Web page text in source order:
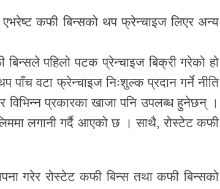
कफी बिन्सको थप फ्रेन्चाइज लिएर अन्य
पहिलो पटक प्रेन्चाइज बिक्री गरेको हो
पाँच वटा फ्रेन्चाइज निःशुल्क प्रदान गर्ने नीति
प्रकारका खाजा पनि उपलब्ध हुनेछन् ।
लगानी गर्दै आएको छ । साथै, रोस्टेट कफी
गरेर रोस्टेट कफी बिन्स तथा कफी बिन्सको